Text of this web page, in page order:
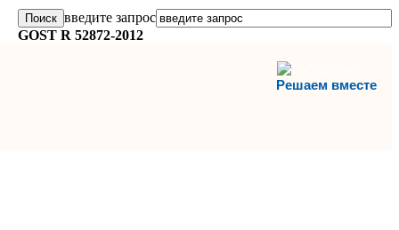
введите запрос
GOST R 52872-2012
Решаем вместе